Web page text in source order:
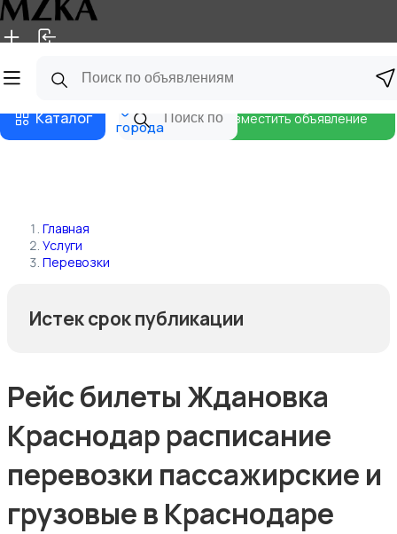
Главная Магазины
Каталог
города
Разместить объявление
Главная
Услуги
Перевозки
Истек срок публикации
Рейс билеты Ждановка
Краснодар расписание
перевозки пассажирские и
грузовые в Краснодаре